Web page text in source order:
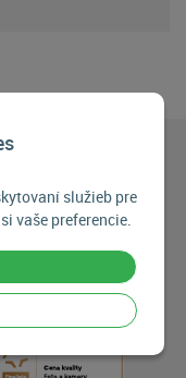
služieb pre
vaše preferencie.